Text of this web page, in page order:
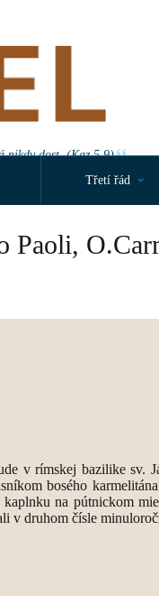
nikdy dost. (Kaz 5,9)
Třetí řád
Paoli,
v rímskej bazilike sv.
bosého
na pútnickom
v druhom čísle